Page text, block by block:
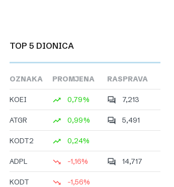
TOP 5 DIONICA
OZNAKA PROMJENA RASPRAVA
KOEI 0,79% 7,213
ATGR 0,99% 5,491
KODT2 0,24%
ADPL -1,16% 14,717
KODT -1,56%